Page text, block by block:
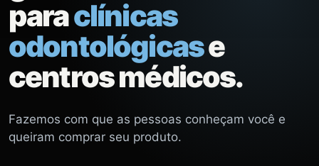
paraclínicas
odontológicase
centros médicos.
Fazemos com que as pessoas conheçam você e
queiram comprar seu produto.